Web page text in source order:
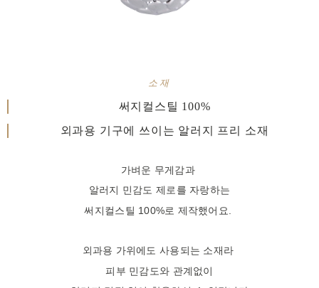
소재
써지컬스틸 100%
외과용 기구에 쓰이는 알러지 프리 소재
가벼운 무게감과
알러지 민감도 제로를 자랑하는
써지컬스틸 100%로 제작했어요.
외과용 가위에도 사용되는 소재라
피부 민감도와 관계없이